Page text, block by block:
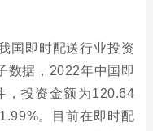
国即时配送行业投资
数据，2022年中国即
，投资金额为120.64
。目前在即时配